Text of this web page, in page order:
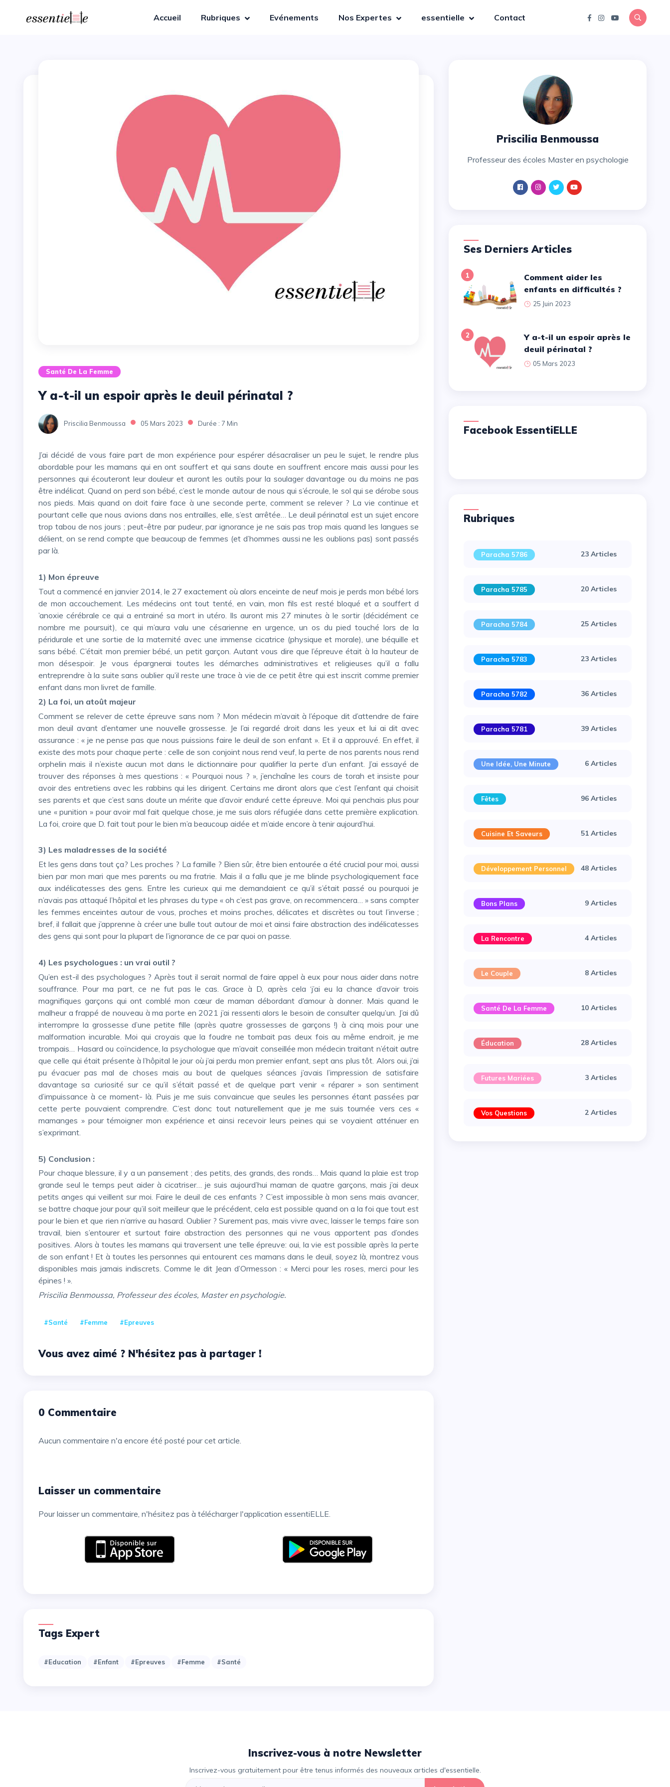
Accueil Rubriques Evénements Nos Expertes essentielle Contact
Santé De La Femme
Y a-t-il un espoir après le deuil périnatal ?
Priscilia Benmoussa 05 Mars 2023 Durée : 7 Min
J’ai décidé de vous faire part de mon expérience pour espérer désacraliser un peu le sujet, le rendre plus
abordable pour les mamans qui en ont souffert et qui sans doute en souffrent encore mais aussi pour les
personnes qui écouteront leur douleur et auront les outils pour la soulager davantage ou du moins ne pas
être indélicat. Quand on perd son bébé, c’est le monde autour de nous qui s’écroule, le sol qui se dérobe sous
nos pieds. Mais quand on doit faire face à une seconde perte, comment se relever ? La vie continue et
pourtant celle que nous avions dans nos entrailles, elle, s’est arrêtée… Le deuil périnatal est un sujet encore
trop tabou de nos jours ; peut-être par pudeur, par ignorance je ne sais pas trop mais quand les langues se
délient, on se rend compte que beaucoup de femmes (et d’hommes aussi ne les oublions pas) sont passés
par là.
1) Mon épreuve
Tout a commencé en janvier 2014, le 27 exactement où alors enceinte de neuf mois je perds mon bébé lors
de mon accouchement. Les médecins ont tout tenté, en vain, mon fils est resté bloqué et a souffert d
’anoxie cérébrale ce qui a entrainé sa mort in utéro. Ils auront mis 27 minutes à le sortir (décidément ce
nombre me poursuit), ce qui m’aura valu une césarienne en urgence, un os du pied touché lors de la
péridurale et une sortie de la maternité avec une immense cicatrice (physique et morale), une béquille et
sans bébé. C’était mon premier bébé, un petit garçon. Autant vous dire que l’épreuve était à la hauteur de
mon désespoir. Je vous épargnerai toutes les démarches administratives et religieuses qu’il a fallu
entreprendre à la suite sans oublier qu’il reste une trace à vie de ce petit être qui est inscrit comme premier
enfant dans mon livret de famille.
2) La foi, un atoût majeur
Comment se relever de cette épreuve sans nom ? Mon médecin m’avait à l’époque dit d’attendre de faire
mon deuil avant d’entamer une nouvelle grossesse. Je l’ai regardé droit dans les yeux et lui ai dit avec
assurance : « je ne pense pas que nous puissions faire le deuil de son enfant ». Et il a approuvé. En effet, il
existe des mots pour chaque perte : celle de son conjoint nous rend veuf, la perte de nos parents nous rend
orphelin mais il n’existe aucun mot dans le dictionnaire pour qualifier la perte d’un enfant. J’ai essayé de
trouver des réponses à mes questions : « Pourquoi nous ? », j’enchaîne les cours de torah et insiste pour
avoir des entretiens avec les rabbins qui les dirigent. Certains me diront alors que c’est l’enfant qui choisit
ses parents et que c’est sans doute un mérite que d’avoir enduré cette épreuve. Moi qui penchais plus pour
une « punition » pour avoir mal fait quelque chose, je me suis alors réfugiée dans cette première explication.
La foi, croire que D. fait tout pour le bien m’a beaucoup aidée et m’aide encore à tenir aujourd’hui.
3) Les maladresses de la société
Et les gens dans tout ça? Les proches ? La famille ? Bien sûr, être bien entourée a été crucial pour moi, aussi
bien par mon mari que mes parents ou ma fratrie. Mais il a fallu que je me blinde psychologiquement face
aux indélicatesses des gens. Entre les curieux qui me demandaient ce qu’il s’était passé ou pourquoi je
n’avais pas attaqué l’hôpital et les phrases du type « oh c’est pas grave, on recommencera… » sans compter
les femmes enceintes autour de vous, proches et moins proches, délicates et discrètes ou tout l’inverse ;
bref, il fallait que j’apprenne à créer une bulle tout autour de moi et ainsi faire abstraction des indélicatesses
des gens qui sont pour la plupart de l’ignorance de ce par quoi on passe.
4) Les psychologues : un vrai outil ?
Qu’en est-il des psychologues ? Après tout il serait normal de faire appel à eux pour nous aider dans notre
souffrance. Pour ma part, ce ne fut pas le cas. Grace à D, après cela ‘j’ai eu la chance d’avoir trois
magnifiques garçons qui ont comblé mon cœur de maman débordant d’amour à donner. Mais quand le
malheur a frappé de nouveau à ma porte en 2021 j’ai ressenti alors le besoin de consulter quelqu’un. J’ai dû
interrompre la grossesse d’une petite fille (après quatre grossesses de garçons !) à cinq mois pour une
malformation incurable. Moi qui croyais que la foudre ne tombait pas deux fois au même endroit, je me
trompais… Hasard ou coïncidence, la psychologue que m’avait conseillée mon médecin traitant n’était autre
que celle qui était présente à l’hôpital le jour où j’ai perdu mon premier enfant, sept ans plus tôt. Alors oui, j’ai
pu évacuer pas mal de choses mais au bout de quelques séances j’avais l’impression de satisfaire
davantage sa curiosité sur ce qu’il s’était passé et de quelque part venir « réparer » son sentiment
d’impuissance à ce moment- là. Puis je me suis convaincue que seules les personnes étant passées par
cette perte pouvaient comprendre. C’est donc tout naturellement que je me suis tournée vers ces «
mamanges » pour témoigner mon expérience et ainsi recevoir leurs peines qui se voyaient atténuer en
s’exprimant.
5) Conclusion :
Pour chaque blessure, il y a un pansement ; des petits, des grands, des ronds… Mais quand la plaie est trop
grande seul le temps peut aider à cicatriser… je suis aujourd’hui maman de quatre garçons, mais j’ai deux
petits anges qui veillent sur moi. Faire le deuil de ces enfants ? C’est impossible à mon sens mais avancer,
se battre chaque jour pour qu’il soit meilleur que le précédent, cela est possible quand on a la foi que tout est
pour le bien et que rien n’arrive au hasard. Oublier ? Surement pas, mais vivre avec, laisser le temps faire son
travail, bien s’entourer et surtout faire abstraction des personnes qui ne vous apportent pas d’ondes
positives. Alors à toutes les mamans qui traversent une telle épreuve: oui, la vie est possible après la perte
de son enfant ! Et à toutes les personnes qui entourent ces mamans dans le deuil, soyez là, montrez vous
disponibles mais jamais indiscrets. Comme le dit Jean d’Ormesson : « Merci pour les roses, merci pour les
épines ! ».
Priscilia Benmoussa, Professeur des écoles, Master en psychologie.
#Santé #Femme #Epreuves
Vous avez aimé ? N'hésitez pas à partager !
0 Commentaire
Aucun commentaire n'a encore été posté pour cet article.
Laisser un commentaire
Pour laisser un commentaire, n'hésitez pas à télécharger l'application essentiELLE.
Tags Expert
#Education #Enfant #Epreuves #Femme #Santé
Priscilia Benmoussa
Professeur des écoles Master en psychologie
Ses Derniers Articles
1
Comment aider les
enfants en difficultés ?
25 Juin 2023
2
Y a-t-il un espoir après le
deuil périnatal ?
05 Mars 2023
Facebook EssentiELLE
Rubriques
Paracha 5786 23 Articles
Paracha 5785 20 Articles
Paracha 5784 25 Articles
Paracha 5783 23 Articles
Paracha 5782 36 Articles
Paracha 5781 39 Articles
Une Idée, Une Minute 6 Articles
Fêtes 96 Articles
Cuisine Et Saveurs 51 Articles
Développement Personnel 48 Articles
Bons Plans 9 Articles
La Rencontre 4 Articles
Le Couple 8 Articles
Santé De La Femme 10 Articles
Éducation 28 Articles
Futures Mariées 3 Articles
Vos Questions 2 Articles
Inscrivez-vous à notre Newsletter
Inscrivez-vous gratuitement pour être tenus informés des nouveaux articles d'essentielle.